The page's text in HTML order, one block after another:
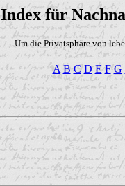
Index für
Um die Privatsphäre von
A B C D E F G